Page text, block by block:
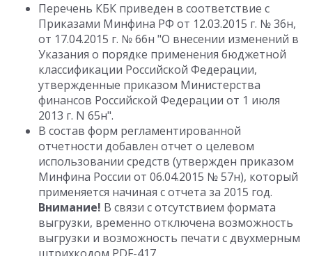
Перечень КБК приведен в соответствие с
Приказами Минфина РФ от 12.03.2015 г. № 36н,
от 17.04.2015 г. № 66н "О внесении изменений в
Указания о порядке применения бюджетной
классификации Российской Федерации,
утвержденные приказом Министерства
финансов Российской Федерации от 1 июля
2013 г. N 65н".
В состав форм регламентированной
отчетности добавлен отчет о целевом
использовании средств (утвержден приказом
Минфина России от 06.04.2015 № 57н), который
применяется начиная с отчета за 2015 год.
Внимание! В связи с отсутствием формата
выгрузки, временно отключена возможность
выгрузки и возможность печати с двухмерным